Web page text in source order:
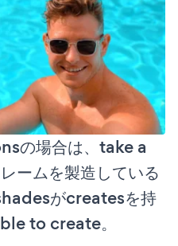
の場合は、take a
ームを製造している
がcreatesを持
to create。